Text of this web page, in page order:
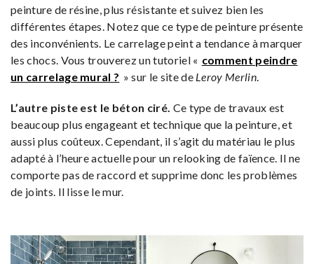
peinture de résine, plus résistante et suivez bien les
différentes étapes. Notez que ce type de peinture présente
des inconvénients. Le carrelage peint a tendance à marquer
les chocs. Vous trouverez un tutoriel « comment peindre
un carrelage mural ? » sur le site de Leroy Merlin.
L’autre piste est le béton ciré. Ce type de travaux est
beaucoup plus engageant et technique que la peinture, et
aussi plus coûteux. Cependant, il s’agit du matériau le plus
adapté à l’heure actuelle pour un relooking de faïence. Il ne
comporte pas de raccord et supprime donc les problèmes
de joints. Il lisse le mur.